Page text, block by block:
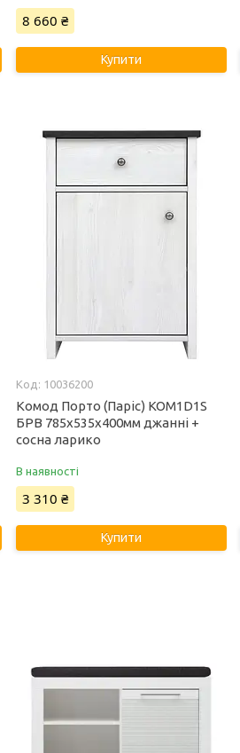
8 660 ₴
Купити
10036200
Комод Порто (Паріс) KOM1D1S
БРВ 785х535х400мм джанні +
сосна ларико
В наявності
3 310 ₴
Купити